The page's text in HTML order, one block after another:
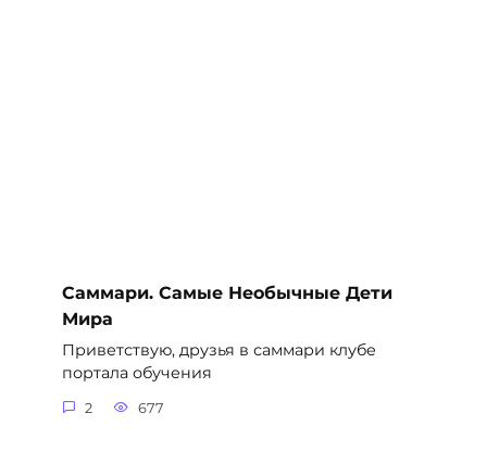
Саммари. Самые Необычные Дети
Мира
Приветствую, друзья в саммари клубе
портала обучения
2 677